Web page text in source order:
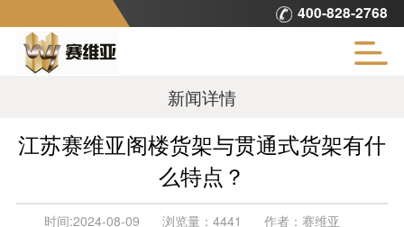
400-828-2768
新闻详情
江苏赛维亚阁楼货架与贯通式货架有什
么特点？
时间:2024-08-09 浏览量： 4441 作者： 赛维亚